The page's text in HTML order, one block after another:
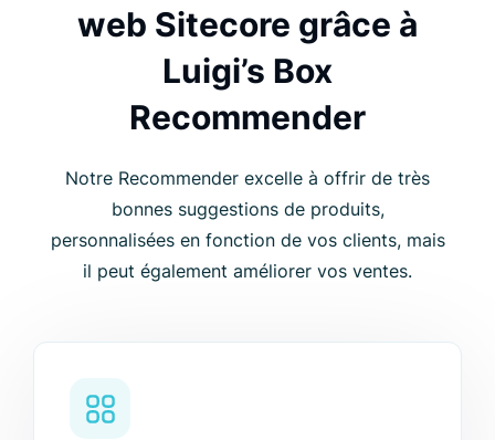
web Sitecore grâce à
Luigi’s Box
Recommender
Notre Recommender excelle à offrir de très
bonnes suggestions de produits,
personnalisées en fonction de vos clients, mais
il peut également améliorer vos ventes.